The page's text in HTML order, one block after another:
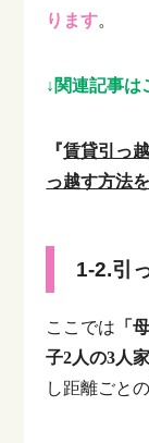
ります。
↓関連記事は
『賃貸引っ
っ越す方法
1-2.引
ここでは 「
子2人の3人
し距離ごと